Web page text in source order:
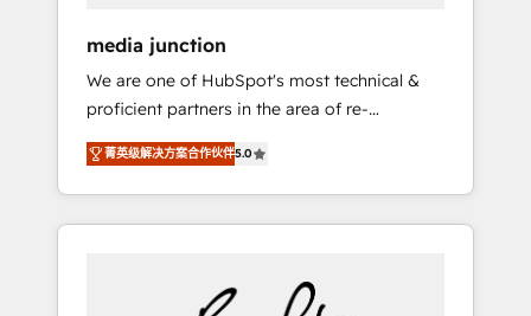
media junction
We are one of HubSpot's most technical &
proficient partners in the area of re-
platforming, website design & development.
We specialize in multi-hub implementations
for mid-market & enterprise companies. We
are woman-owned, powered by coffee, and
Impact Award 🏆2022 Technical Expertise
菁英级解决方案合作伙伴5.0